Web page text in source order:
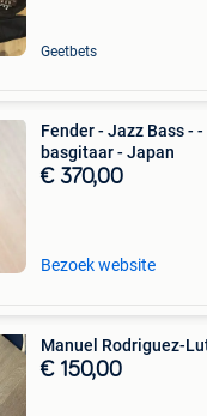
Geetbets
Fender - Jazz Bass -
basgitaar - Japan
€ 370,00
Bezoek website
Manuel Rodriguez-
€ 150,00